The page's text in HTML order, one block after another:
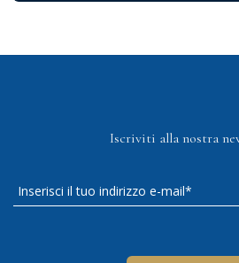
Iscriviti alla nostra